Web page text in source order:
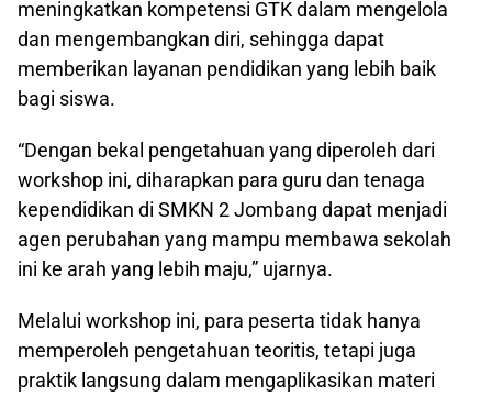
meningkatkan kompetensi GTK dalam mengelola
dan mengembangkan diri, sehingga dapat
memberikan layanan pendidikan yang lebih baik
bagi siswa.
“Dengan bekal pengetahuan yang diperoleh dari
workshop ini, diharapkan para guru dan tenaga
kependidikan di SMKN 2 Jombang dapat menjadi
agen perubahan yang mampu membawa sekolah
ini ke arah yang lebih maju,” ujarnya.
Melalui workshop ini, para peserta tidak hanya
memperoleh pengetahuan teoritis, tetapi juga
praktik langsung dalam mengaplikasikan materi